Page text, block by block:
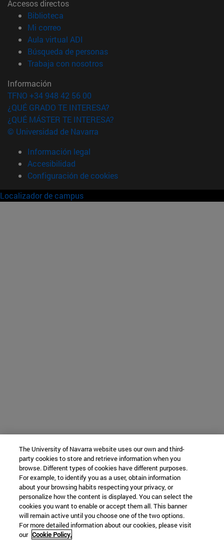
Accesos directos
Biblioteca
Mi correo(abre en nueva ventana)
Aula virtual ADI
Búsqueda de personas(abre en nueva ventana)
Trabaja con nosotros(abre en nueva ventana)
Información
TFNO +34 948 42 56 00
¿QUÉ GRADO TE INTERESA?
¿QUÉ MÁSTER TE INTERESA?
© Universidad de Navarra
Información legal
Accesibilidad
Configuración de cookies
Localizador de campus
The University of Navarra website uses our own and third-
party cookies to store and retrieve information when you
browse. Different types of cookies have different purposes.
For example, to identify you as a user, obtain information
about your browsing habits respecting your privacy, or
personalize how the content is displayed. You can select the
cookies you want to enable or accept them all. This banner
will remain active until you choose one of the two options.
For more detailed information about our cookies, please visit
our Cookie Policy.